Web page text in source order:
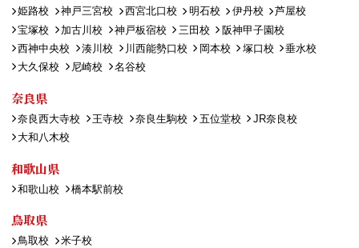
姫路校 神戸三宮校 西宮北口校 明石校 伊丹校
芦屋校
宝塚校
加古川校 神戸板宿校 三田校
阪神甲子園校
西神中央校
湊川校 川西能勢口校 岡本校 塚口校
垂水校
大久保校
尼崎校 名谷校
奈良県
奈良西大寺校 王寺校 奈良生駒校 五位堂校
JR奈良校
大和八木校
和歌山県
和歌山校 橋本駅前校
鳥取県
鳥取校 米子校